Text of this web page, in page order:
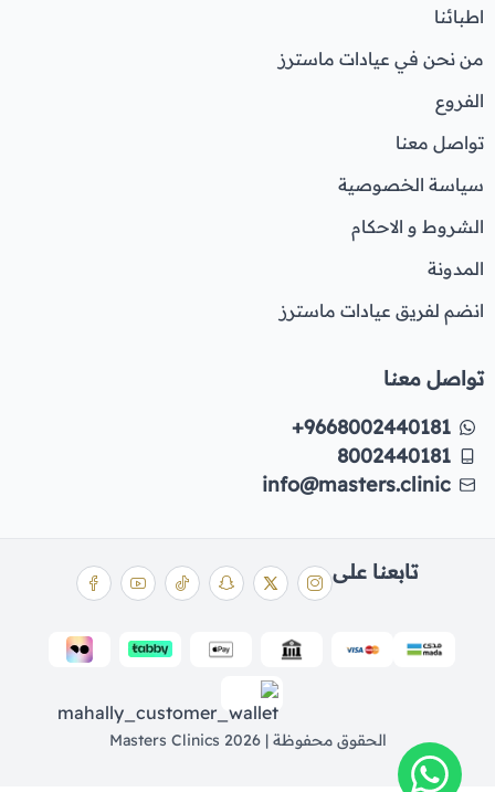
اطبائنا
من نحن في عيادات ماسترز
الفروع
تواصل معنا
سياسة الخصوصية
الشروط و الاحكام
المدونة
انضم لفريق عيادات ماسترز
تواصل معنا
+9668002440181
8002440181
info@masters.clinic
الحقوق محفوظة | 2026 Masters Clinics
تابعنا على